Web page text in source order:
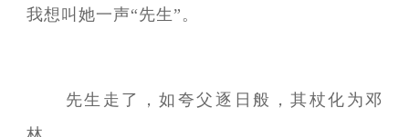
我想叫她一声“先生”。
先生走了，如夸父逐日般，其杖化为邓